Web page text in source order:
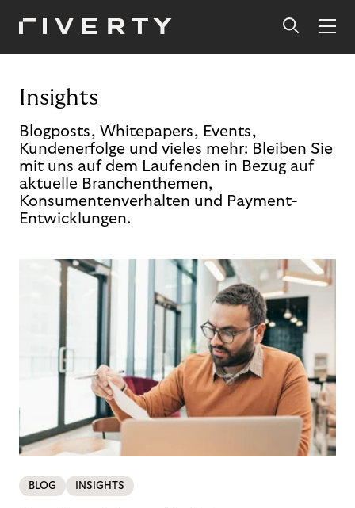
Insights
Blogposts, Whitepapers, Events,
Kundenerfolge und vieles mehr: Bleiben Sie
mit uns auf dem Laufenden in Bezug auf
aktuelle Branchenthemen,
Konsumentenverhalten und Payment-
Entwicklungen.
BLOG INSIGHTS